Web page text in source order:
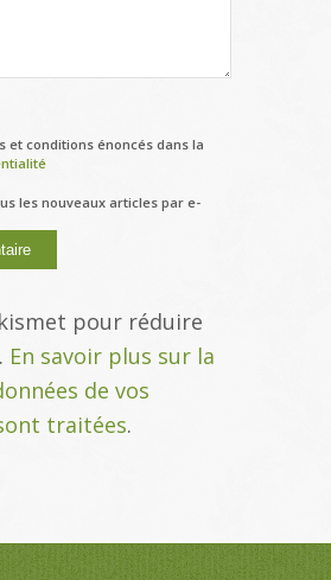
et conditions énoncés dans la
les nouveaux articles par e-
pour réduire
En savoir plus sur la
de vos
traitées.